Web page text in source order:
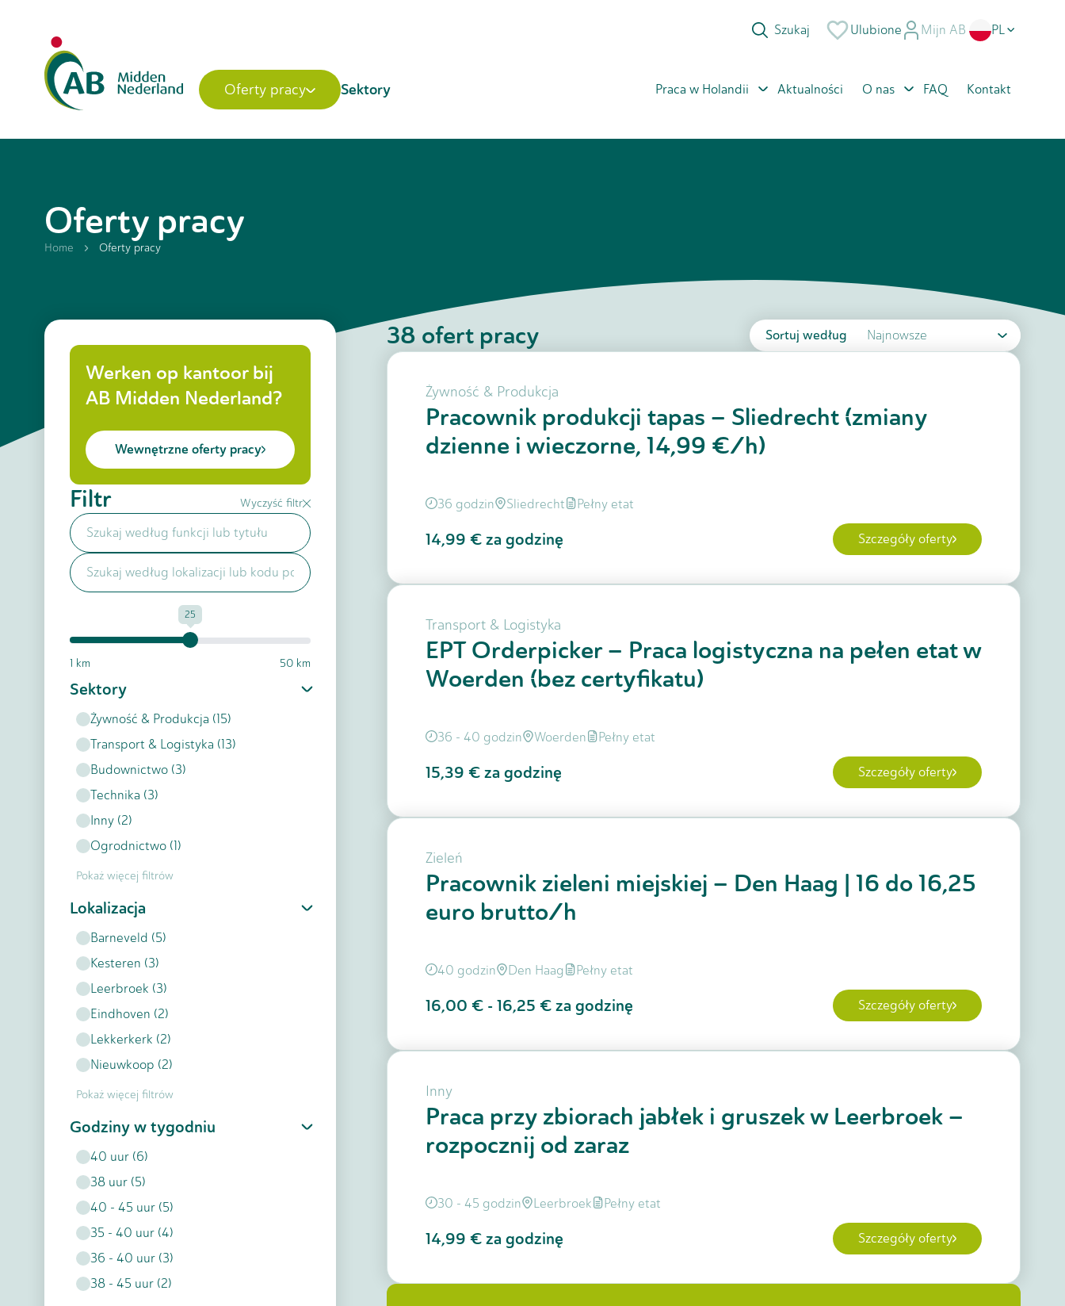
Ulubione Mijn AB PL
EN
Oferty pracy Sektory Praca w Holandii Aktualności O nas FAQ Kontakt
Oferty pracy
Home Oferty pracy
Werken op kantoor bij
AB Midden Nederland?
Wewnętrzne oferty pracy
Filtr Wyczyść filtr
25
1 km 50 km
Sektory
Żywność & Produkcja (15)
Transport & Logistyka (13)
Budownictwo (3)
Technika (3)
Inny (2)
Ogrodnictwo (1)
Pokaż więcej filtrów
Lokalizacja
Barneveld (5)
Kesteren (3)
Leerbroek (3)
Eindhoven (2)
Lekkerkerk (2)
Nieuwkoop (2)
Pokaż więcej filtrów
Godziny w tygodniu
40 uur (6)
38 uur (5)
40 - 45 uur (5)
35 - 40 uur (4)
36 - 40 uur (3)
38 - 45 uur (2)
38 ofert pracy Sortuj według
Żywność & Produkcja
Pracownik produkcji tapas – Sliedrecht (zmiany
dzienne i wieczorne, 14,99 €/h)
36 godzin Sliedrecht Pełny etat
14,99 €za godzinę Szczegóły oferty
Transport & Logistyka
EPT Orderpicker – Praca logistyczna na pełen etat w
Woerden (bez certyfikatu)
36 - 40 godzin Woerden Pełny etat
15,39 €za godzinę Szczegóły oferty
Zieleń
Pracownik zieleni miejskiej – Den Haag | 16 do 16,25
euro brutto/h
40 godzin Den Haag Pełny etat
16,00 € - 16,25 €za godzinę Szczegóły oferty
Inny
Praca przy zbiorach jabłek i gruszek w Leerbroek –
rozpocznij od zaraz
30 - 45 godzin Leerbroek Pełny etat
14,99 €za godzinę Szczegóły oferty